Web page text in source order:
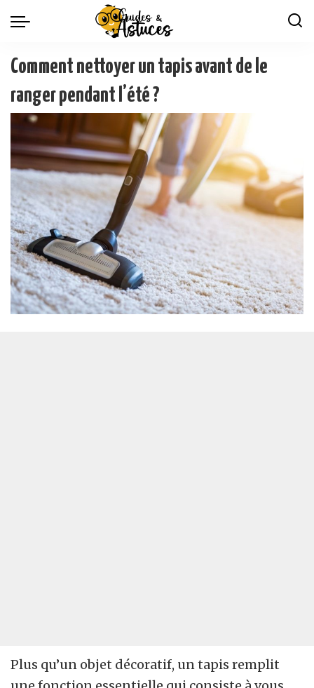
Comment nettoyer un tapis avant de le
ranger pendant l’été ?
Plus qu’un objet décoratif, un tapis remplit